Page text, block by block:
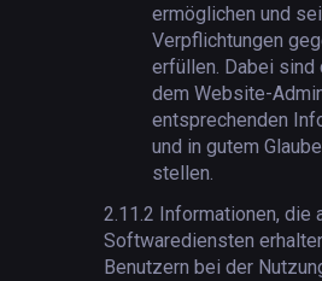
ermöglichen und
Verpflichtungen
erfüllen. Dabei
dem Website-
entsprechenden
und in gutem
stellen.
2.11.2 Informationen, die
Softwarediensten
Benutzern bei der